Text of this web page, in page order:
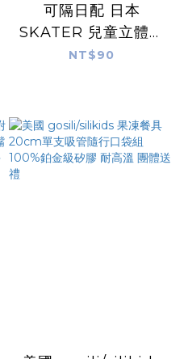
可隔日配 日本
SKATER 兒童立體口
罩5入 幼童口罩 立體
口罩
NT$90